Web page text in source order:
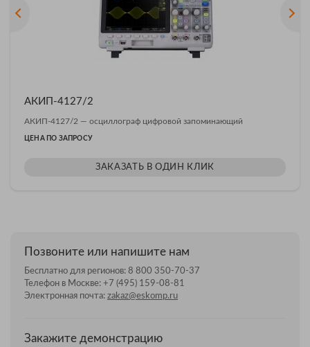
АКИП-4127/2
АКИП-4127/2 — осциллограф цифровой запоминающий
ЦЕНА ПО ЗАПРОСУ
ЗАКАЗАТЬ В ОДИН КЛИК
Позвоните или напишите нам
Бесплатно для регионов: 8 800 350-70-37
Телефон в Москве: +7 (495) 159-08-81
Электронная почта: zakaz@eskomp.ru
Закажите демонстрацию